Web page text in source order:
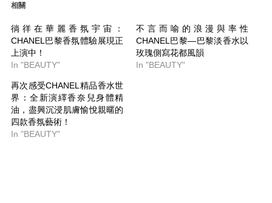
相關
徜徉在華麗香氛宇宙：
CHANEL巴黎香氛體驗展現正
上演中！
In "BEAUTY"
不言而喻的浪漫與率性
CHANEL巴黎—巴黎淡香水以
玫瑰側寫花都風韻
In "BEAUTY"
再次感受CHANEL精品香水世
界：全新演繹香奈兒身體精
油，盡興沉浸肌膚愉悅親暱的
四款香氛藝術！
In "BEAUTY"